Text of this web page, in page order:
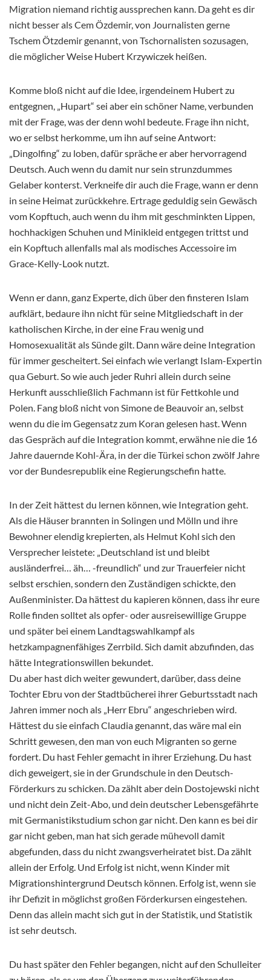
Migration niemand richtig aussprechen kann. Da geht es dir
nicht besser als Cem Özdemir, von Journalisten gerne
Tschem Ötzdemir genannt, von Tschornalisten sozusagen,
die möglicher Weise Hubert Krzywiczek heißen.
Komme bloß nicht auf die Idee, irgendeinem Hubert zu
entgegnen, „Hupart“ sei aber ein schöner Name, verbunden
mit der Frage, was der denn wohl bedeute. Frage ihn nicht,
wo er selbst herkomme, um ihn auf seine Antwort:
„Dingolfing“ zu loben, dafür spräche er aber hervorragend
Deutsch. Auch wenn du damit nur sein strunzdummes
Gelaber konterst. Verkneife dir auch die Frage, wann er denn
in seine Heimat zurückkehre. Ertrage geduldig sein Gewäsch
vom Kopftuch, auch wenn du ihm mit geschminkten Lippen,
hochhackigen Schuhen und Minikleid entgegen trittst und
ein Kopftuch allenfalls mal als modisches Accessoire im
Grace-Kelly-Look nutzt.
Wenn er dann, ganz Experte, dich über den finsteren Islam
aufklärt, bedaure ihn nicht für seine Mitgliedschaft in der
katholischen Kirche, in der eine Frau wenig und
Homosexualität als Sünde gilt. Dann wäre deine Integration
für immer gescheitert. Sei einfach wie verlangt Islam-Expertin
qua Geburt. So wie auch jeder Ruhri allein durch seine
Herkunft ausschließlich Fachmann ist für Fettkohle und
Polen. Fang bloß nicht von Simone de Beauvoir an, selbst
wenn du die im Gegensatz zum Koran gelesen hast. Wenn
das Gespräch auf die Integration kommt, erwähne nie die 16
Jahre dauernde Kohl-Ära, in der die Türkei schon zwölf Jahre
vor der Bundesrepublik eine Regierungschefin hatte.
In der Zeit hättest du lernen können, wie Integration geht.
Als die Häuser brannten in Solingen und Mölln und ihre
Bewohner elendig krepierten, als Helmut Kohl sich den
Versprecher leistete: „Deutschland ist und bleibt
ausländerfrei… äh… -freundlich“ und zur Trauerfeier nicht
selbst erschien, sondern den Zuständigen schickte, den
Außenminister. Da hättest du kapieren können, dass ihr eure
Rolle finden solltet als opfer- oder ausreisewillige Gruppe
und später bei einem Landtagswahlkampf als
hetzkampagnenfähiges Zerrbild. Sich damit abzufinden, das
hätte Integrationswillen bekundet.
Du aber hast dich weiter gewundert, darüber, dass deine
Tochter Ebru von der Stadtbücherei ihrer Geburtsstadt nach
Jahren immer noch als „Herr Ebru“ angeschrieben wird.
Hättest du sie einfach Claudia genannt, das wäre mal ein
Schritt gewesen, den man von euch Migranten so gerne
fordert. Du hast Fehler gemacht in ihrer Erziehung. Du hast
dich geweigert, sie in der Grundschule in den Deutsch-
Förderkurs zu schicken. Da zählt aber dein Dostojewski nicht
und nicht dein Zeit-Abo, und dein deutscher Lebensgefährte
mit Germanistikstudium schon gar nicht. Den kann es bei dir
gar nicht geben, man hat sich gerade mühevoll damit
abgefunden, dass du nicht zwangsverheiratet bist. Da zählt
allein der Erfolg. Und Erfolg ist nicht, wenn Kinder mit
Migrationshintergrund Deutsch können. Erfolg ist, wenn sie
ihr Defizit in möglichst großen Förderkursen eingestehen.
Denn das allein macht sich gut in der Statistik, und Statistik
ist sehr deutsch.
Du hast später den Fehler begangen, nicht auf den Schulleiter